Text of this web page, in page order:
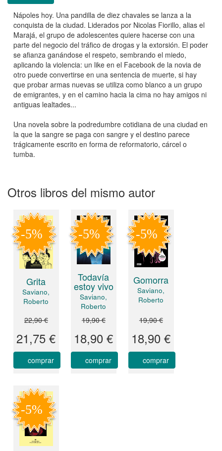
Nápoles hoy. Una pandilla de diez chavales se lanza a la
conquista de la ciudad. Liderados por Nicolas Fiorillo, alias el
Marajá, el grupo de adolescentes quiere hacerse con una
parte del negocio del tráfico de drogas y la extorsión. El poder
se afianza ganándose el respeto, sembrando el miedo,
aplicando la violencia: un like en el Facebook de la novia de
otro puede convertirse en una sentencia de muerte, si hay
que probar armas nuevas se utiliza como blanco a un grupo
de emigrantes, y en el camino hacia la cima no hay amigos ni
antiguas lealtades...
Una novela sobre la podredumbre cotidiana de una ciudad en
la que la sangre se paga con sangre y el destino parece
trágicamente escrito en forma de reformatorio, cárcel o
tumba.
Otros libros del mismo autor
Grita
Saviano,
Roberto
22,90 €
21,75 €
comprar
Todavía
estoy vivo
Saviano,
Roberto
19,90 €
18,90 €
comprar
Gomorra
Saviano,
Roberto
19,90 €
18,90 €
comprar